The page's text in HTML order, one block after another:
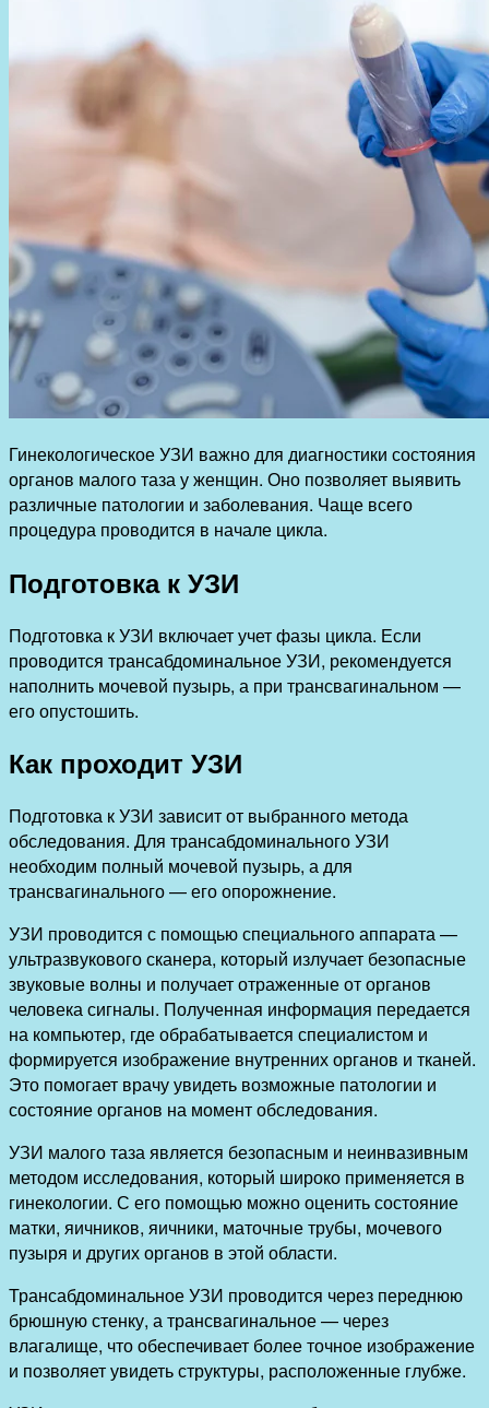
Гинекологическое УЗИ важно для диагностики состояния
органов малого таза у женщин. Оно позволяет выявить
различные патологии и заболевания. Чаще всего
процедура проводится в начале цикла.
Подготовка к УЗИ
Подготовка к УЗИ включает учет фазы цикла. Если
проводится трансабдоминальное УЗИ, рекомендуется
наполнить мочевой пузырь, а при трансвагинальном —
его опустошить.
Как проходит УЗИ
Подготовка к УЗИ зависит от выбранного метода
обследования. Для трансабдоминального УЗИ
необходим полный мочевой пузырь, а для
трансвагинального — его опорожнение.
УЗИ проводится с помощью специального аппарата —
ультразвукового сканера, который излучает безопасные
звуковые волны и получает отраженные от органов
человека сигналы. Полученная информация передается
на компьютер, где обрабатывается специалистом и
формируется изображение внутренних органов и тканей.
Это помогает врачу увидеть возможные патологии и
состояние органов на момент обследования.
УЗИ малого таза является безопасным и неинвазивным
методом исследования, который широко применяется в
гинекологии. С его помощью можно оценить состояние
матки, яичников, яичники, маточные трубы, мочевого
пузыря и других органов в этой области.
Трансабдоминальное УЗИ проводится через переднюю
брюшную стенку, а трансвагинальное — через
влагалище, что обеспечивает более точное изображение
и позволяет увидеть структуры, расположенные глубже.